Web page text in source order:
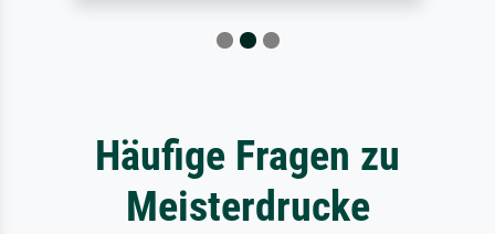
Häufige Fragen zu
Meisterdrucke